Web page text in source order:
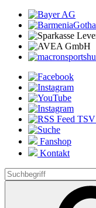
Fanshop
Kontakt